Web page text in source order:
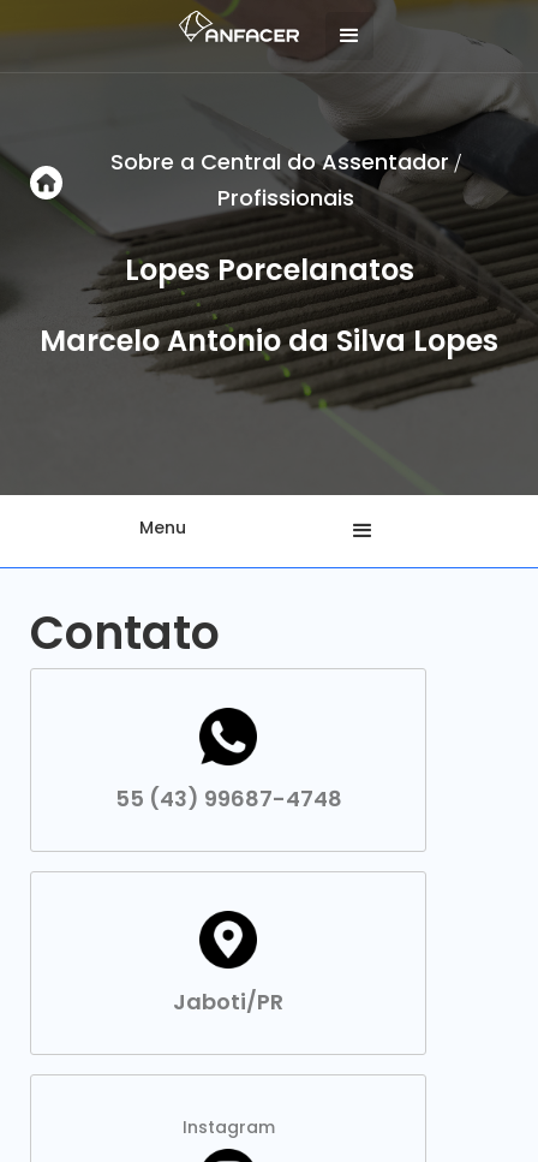
Sobre a Central do Assentador/
Profissionais
Lopes Porcelanatos
Marcelo Antonio da Silva Lopes
Menu
Contato
55 (43) 99687-4748
Jaboti/PR
Instagram